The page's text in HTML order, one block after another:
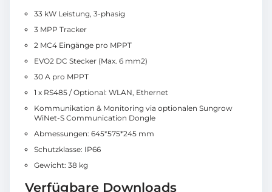
33 kW Leistung, 3-phasig
3 MPP Tracker
2 MC4 Eingänge pro MPPT
EVO2 DC Stecker (Max. 6 mm2)
30 A pro MPPT
1 x RS485 / Optional: WLAN, Ethernet
Kommunikation & Monitoring via optionalen Sungrow
WiNet-S Communication Dongle
Abmessungen: 645*575*245 mm
Schutzklasse: IP66
Gewicht: 38 kg
Verfügbare Downloads